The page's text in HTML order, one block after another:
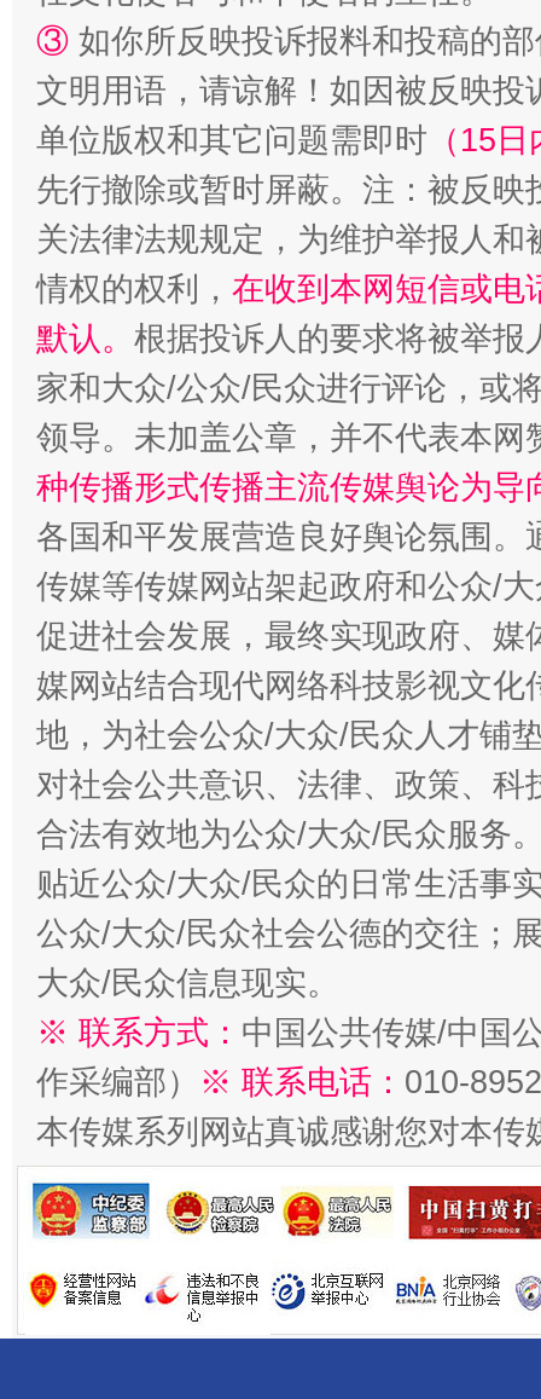
③ 如你所反映投诉报料和投稿的
文明用语，请谅解！如因被反映
单位版权和其它问题需即时 （15
先行撤除或暂时屏蔽。注：被反
关法律法规规定，为维护举报人
情权的权利， 在收到本网短信或电
默认。 根据投诉人的要求将被举
家和大众/公众/民众进行评论，或
领导。未加盖公章，并不代表本
种传播形式传播主流传媒舆论为导
各国和平发展营造良好舆论氛围
传媒等传媒网站架起政府和公众/
促进社会发展，最终实现政府、
媒网站结合现代网络科技影视文
地，为社会公众/大众/民众人才铺
对社会公共意识、法律、政策、
合法有效地为公众/大众/民众服务
贴近公众/大众/民众的日常生活事
公众/大众/民众社会公德的交往；
大众/民众信息现实。
※ 联系方式： 中国公共传媒/中国
作采编部） ※ 联系电话： 010-
本传媒系列网站真诚感谢您对本